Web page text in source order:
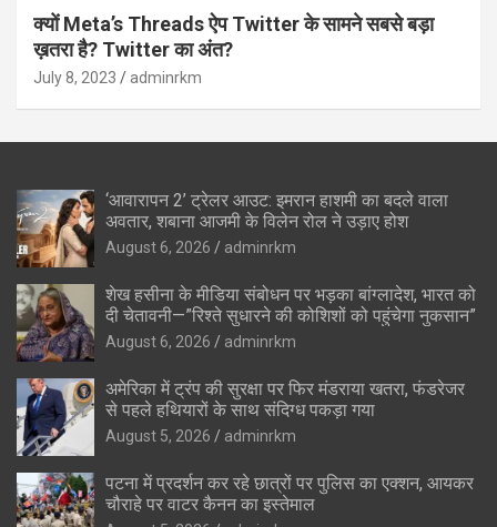
क्यों Meta’s Threads ऐप Twitter के सामने सबसे बड़ा
ख़तरा है? Twitter का अंत?
July 8, 2023 adminrkm
‘आवारापन 2’ ट्रेलर आउट: इमरान हाशमी का बदले वाला
अवतार, शबाना आजमी के विलेन रोल ने उड़ाए होश
August 6, 2026 adminrkm
शेख हसीना के मीडिया संबोधन पर भड़का बांग्लादेश, भारत को
दी चेतावनी—”रिश्ते सुधारने की कोशिशों को पहुंचेगा नुकसान”
August 6, 2026 adminrkm
अमेरिका में ट्रंप की सुरक्षा पर फिर मंडराया खतरा, फंडरेजर
से पहले हथियारों के साथ संदिग्ध पकड़ा गया
August 5, 2026 adminrkm
पटना में प्रदर्शन कर रहे छात्रों पर पुलिस का एक्शन, आयकर
चौराहे पर वाटर कैनन का इस्तेमाल